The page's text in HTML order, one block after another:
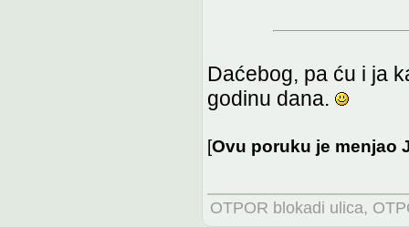
Daćebog, pa ću i ja
godinu dana.
[Ovu poruku je menjao
OTPOR blokadi ulica,